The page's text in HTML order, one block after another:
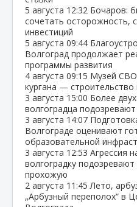
5 августа 12:32 Бочаров:
сочетать осторожность,
инвестиций
5 августа 09:44
Волгоград продолжает
программы развития
4 августа 09:15 Музей
кургана —
3 августа 15:00 Более
волгоградца
3 августа 14:07
Волгограде оценивают
образовательной
3 августа 12:53 Агрессия
волгоградку
прохожую
2 августа 11:45 Лето,
„Арбузный переполох“ в